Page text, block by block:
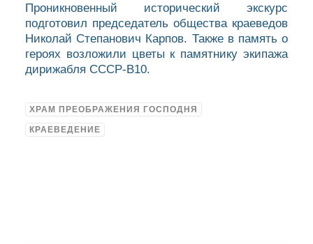
Проникновенный исторический экскурс
подготовил председатель общества краеведов
Николай Степанович Карпов. Также в память о
героях возложили цветы к памятнику экипажа
дирижабля СССР-В10.
ХРАМ ПРЕОБРАЖЕНИЯ ГОСПОДНЯ
КРАЕВЕДЕНИЕ